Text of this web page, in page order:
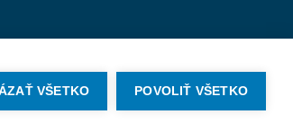
VŠETKO POVOLIŤ VŠETKO
na mieru oddenva.sk